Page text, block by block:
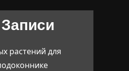
растений для